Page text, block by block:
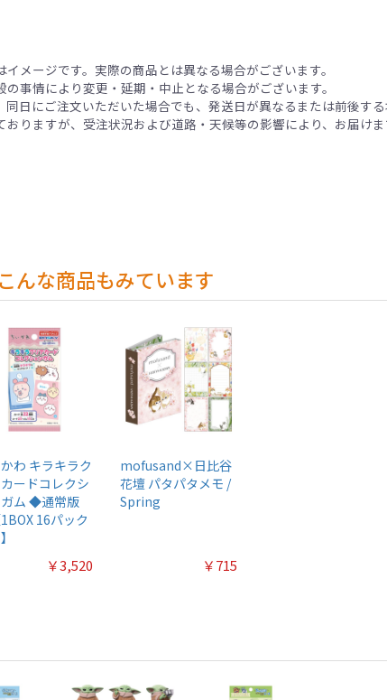
メージです。実際の商品とは異なる場合がございます。
事情により変更・延期・中止となる場合がございます。
日にご注文いただいた場合でも、発送日が異なるまたは前後する
りますが、受注状況および道路・天候等の影響により、お届け
んな商品もみています
わ キラキラク
ードコレクシ
ガム ◆通常版
16パック
￥3,520
mofusand×日比谷
花壇 パタパタメモ /
Spring
￥715